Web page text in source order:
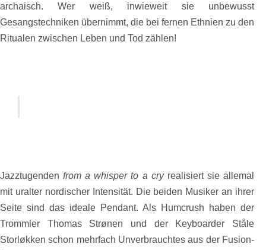
archaisch. Wer weiß, inwieweit sie unbewusst
Gesangstechniken übernimmt, die bei fernen Ethnien zu den
Ritualen zwischen Leben und Tod zählen!
Jazztugendenfrom a whisper to a cryrealisiert sie allemal
mit uralter nordischer Intensität. Die beiden Musiker an ihrer
Seite sind das ideale Pendant. Als Humcrush haben der
Trommler Thomas Strønen und der Keyboarder Ståle
Storløkken schon mehrfach Unverbrauchtes aus der Fusion-